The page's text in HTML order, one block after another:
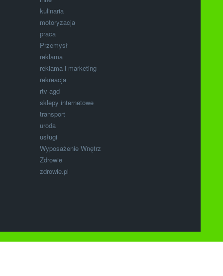
kulinaria
motoryzacja
praca
Przemysł
reklama
reklama i marketing
rekreacja
rtv agd
sklepy internetowe
transport
uroda
usługi
Wyposażenie Wnętrz
Zdrowie
zdrowie.pl